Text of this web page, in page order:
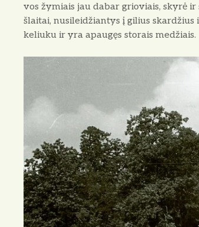
vos žymiais jau dabar grioviais, skyrė
šlaitai, nusileidžiantys į gilius
keliuku ir yra apaugęs storais medžiais.